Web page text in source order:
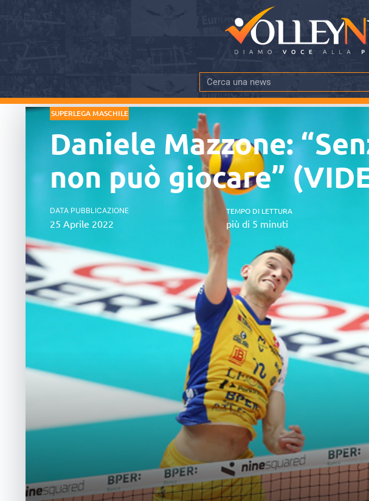
SUPERLEGA MASCHILE
Daniele Mazzone:
non può giocare”
DATA PUBBLICAZIONE
25 Aprile 2022
TEMPO DI LETTURA
più di 5 minuti